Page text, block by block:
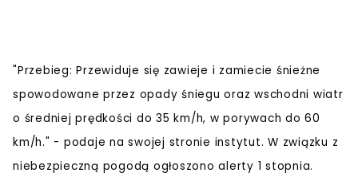
"Przebieg: Przewiduje się zawieje i zamiecie śnieżne
spowodowane przez opady śniegu oraz wschodni wiatr
o średniej prędkości do 35 km/h, w porywach do 60
km/h." - podaje na swojej stronie instytut. W związku z
niebezpieczną pogodą ogłoszono alerty 1 stopnia.